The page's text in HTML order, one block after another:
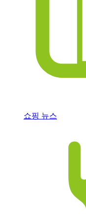
쇼핑 뉴스